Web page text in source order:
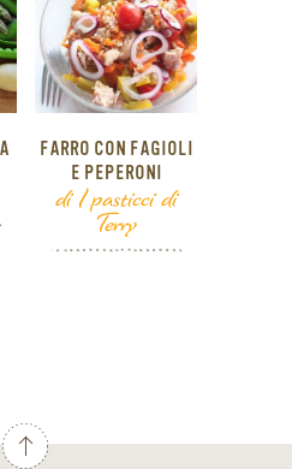
FARRO CON FAGIOLI
E PEPERONI
di I pasticci di
Terry